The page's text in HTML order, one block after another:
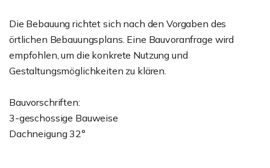
Die Bebauung richtet sich nach den Vorgaben des
örtlichen Bebauungsplans. Eine Bauvoranfrage wird
empfohlen, um die konkrete Nutzung und
Gestaltungsmöglichkeiten zu klären.
Bauvorschriften:
3-geschossige Bauweise
Dachneigung 32°